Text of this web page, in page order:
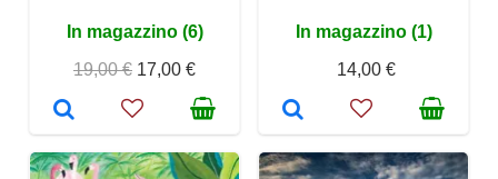
In magazzino (6)
19,00 € 17,00 €
In magazzino (1)
14,00 €